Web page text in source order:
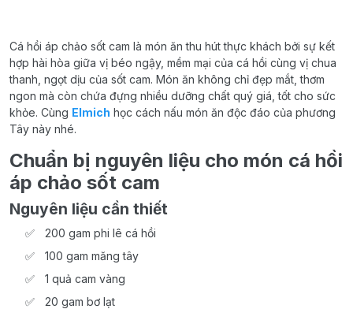
Cá hồi áp chảo sốt cam là món ăn thu hút thực khách bởi sự kết
hợp hài hòa giữa vị béo ngậy, mềm mại của cá hồi cùng vị chua
thanh, ngọt dịu của sốt cam. Món ăn không chỉ đẹp mắt, thơm
ngon mà còn chứa đựng nhiều dưỡng chất quý giá, tốt cho sức
khỏe. Cùng Elmich học cách nấu món ăn độc đáo của phương
Tây này nhé.
Chuẩn bị nguyên liệu cho món cá hồi
áp chảo sốt cam
Nguyên liệu cần thiết
200 gam phi lê cá hồi
100 gam măng tây
1 quả cam vàng
20 gam bơ lạt